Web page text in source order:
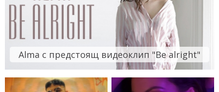
Alma с предстоящ видеоклип "Be alright"